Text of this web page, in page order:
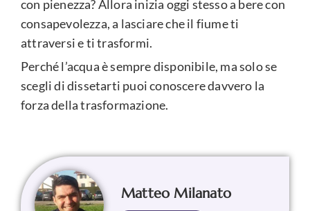
con pienezza? Allora inizia oggi stesso a bere con
consapevolezza, a lasciare che il fiume ti
attraversi e ti trasformi.
Perché l’acqua è sempre disponibile, ma solo se
scegli di dissetarti puoi conoscere davvero la
forza della trasformazione.
Matteo Milanato